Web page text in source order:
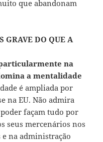
que abandonam
GRAVE DO QUE A
na
a mentalidade
é ampliada por
na EU. Não admira
façam tudo por
seus mercenários nos
e na administração